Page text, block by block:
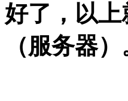
好了，以
（服务器）